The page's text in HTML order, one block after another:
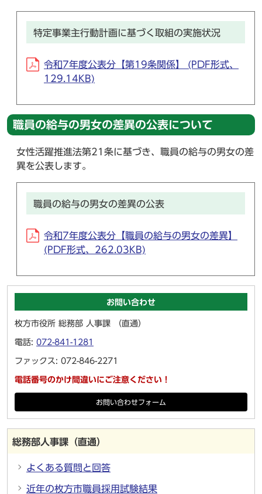
特定事業主行動計画に基づく取組の実施状況
令和7年度公表分【第19条関係】 (PDF形式、
129.14KB)
職員の給与の男女の差異の公表について
女性活躍推進法第21条に基づき、職員の給与の男女の差
異を公表します。
職員の給与の男女の差異の公表
令和7年度公表分【職員の給与の男女の差異】
(PDF形式、262.03KB)
お問い合わせ
枚方市役所 総務部 人事課 （直通）
電話: 072-841-1281
ファックス: 072-846-2271
電話番号のかけ間違いにご注意ください！
お問い合わせフォーム
総務部人事課（直通）
よくある質問と回答
近年の枚方市職員採用試験結果